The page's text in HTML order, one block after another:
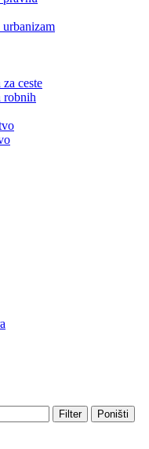
ceste
robnih
Filter Poništi